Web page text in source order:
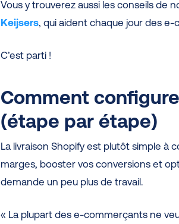
Vous y trouverez aussi les conseils de
Keijsers, qui aident chaque jour des
C’est parti !
Comment
(étape par étape)
La livraison Shopify est plutôt simple à
marges, booster vos conversions et
demande un peu plus de travail.
« La plupart des e-commerçants ne